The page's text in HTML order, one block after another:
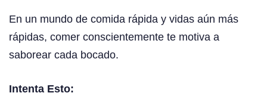
En un mundo de comida rápida y vidas aún más
rápidas, comer conscientemente te motiva a
saborear cada bocado.
Intenta Esto: